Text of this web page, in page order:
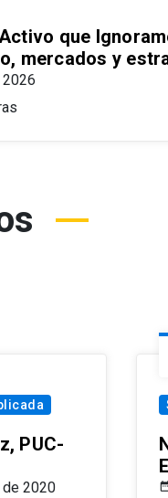
que
mercados y
PUC-
2020